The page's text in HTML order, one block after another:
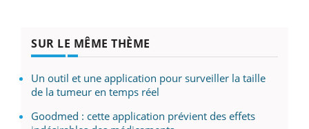
SUR LE MÊME THÈME
Un outil et une application pour surveiller la taille
de la tumeur en temps réel
Goodmed : cette application prévient des effets